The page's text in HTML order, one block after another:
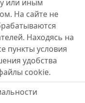
или иным
На сайте не
Находясь на
пункты условия
удобства
cookie.